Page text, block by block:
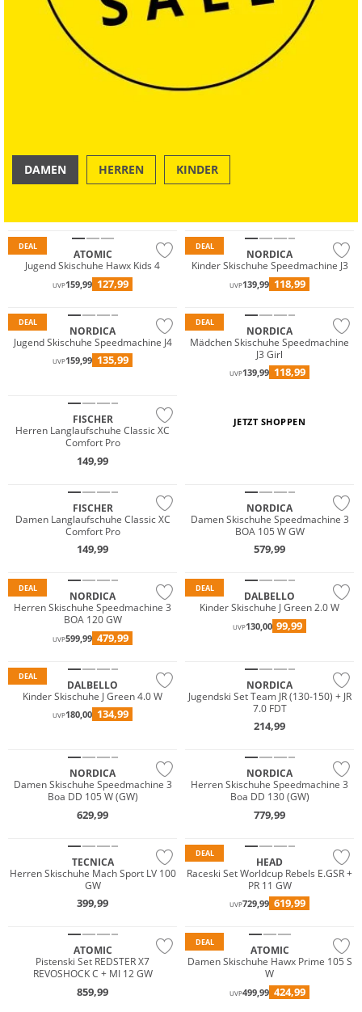
DAMEN HERREN KINDER
DEAL
ATOMIC
Jugend Skischuhe Hawx Kids 4
UVP159,99 127,99
DEAL
NORDICA
Kinder Skischuhe Speedmachine J3
UVP139,99 118,99
DEAL
NORDICA
Jugend Skischuhe Speedmachine J4
UVP159,99 135,99
DEAL
NORDICA
Mädchen Skischuhe Speedmachine
J3 Girl
UVP139,99 118,99
FISCHER
Herren Langlaufschuhe Classic XC
Comfort Pro
149,99
JETZT SHOPPEN
FISCHER
Damen Langlaufschuhe Classic XC
Comfort Pro
149,99
NORDICA
Damen Skischuhe Speedmachine 3
BOA 105 W GW
579,99
DEAL
NORDICA
Herren Skischuhe Speedmachine 3
BOA 120 GW
UVP599,99 479,99
DEAL
DALBELLO
Kinder Skischuhe J Green 2.0 W
UVP130,00 99,99
DEAL
DALBELLO
Kinder Skischuhe J Green 4.0 W
UVP180,00 134,99
NORDICA
Jugendski Set Team JR (130-150) + JR
7.0 FDT
214,99
NORDICA
Damen Skischuhe Speedmachine 3
Boa DD 105 W (GW)
629,99
NORDICA
Herren Skischuhe Speedmachine 3
Boa DD 130 (GW)
779,99
TECNICA
Herren Skischuhe Mach Sport LV 100
GW
399,99
DEAL
HEAD
Raceski Set Worldcup Rebels E.GSR +
PR 11 GW
UVP729,99 619,99
ATOMIC
Pistenski Set REDSTER X7
REVOSHOCK C + MI 12 GW
859,99
DEAL
ATOMIC
Damen Skischuhe Hawx Prime 105 S
W
UVP499,99 424,99